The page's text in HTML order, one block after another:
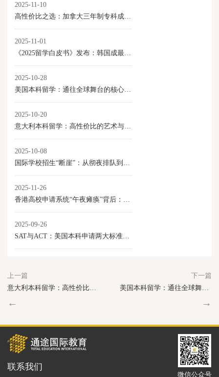
2025-11-10
2025-11-01
2025-10-28
2025-10-20
2025-10-08
2025-11-26
2025-09-26
上一篇
意大利本科留学：高性价比的艺术与学术选择
←
下一篇
美国本科留学：通往全球舞台的核心优势
→
微信公众号
联系我们